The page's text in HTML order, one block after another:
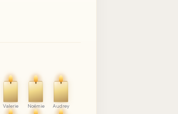
Valerie Noémie Audrey